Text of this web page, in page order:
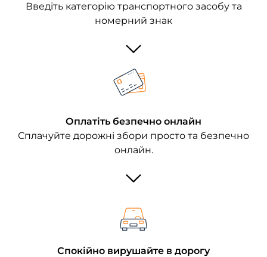
Введіть категорію транспортного засобу та
номерний знак
Оплатіть безпечно онлайн
Сплачуйте дорожні збори просто та безпечно
онлайн.
Спокійно вирушайте в дорогу